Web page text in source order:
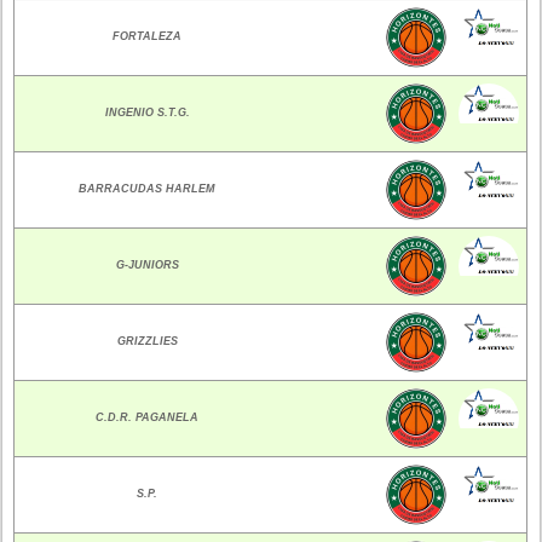
FORTALEZA
INGENIO S.T.G.
BARRACUDAS HARLEM
G-JUNIORS
GRIZZLIES
C.D.R. PAGANELA
S.P.